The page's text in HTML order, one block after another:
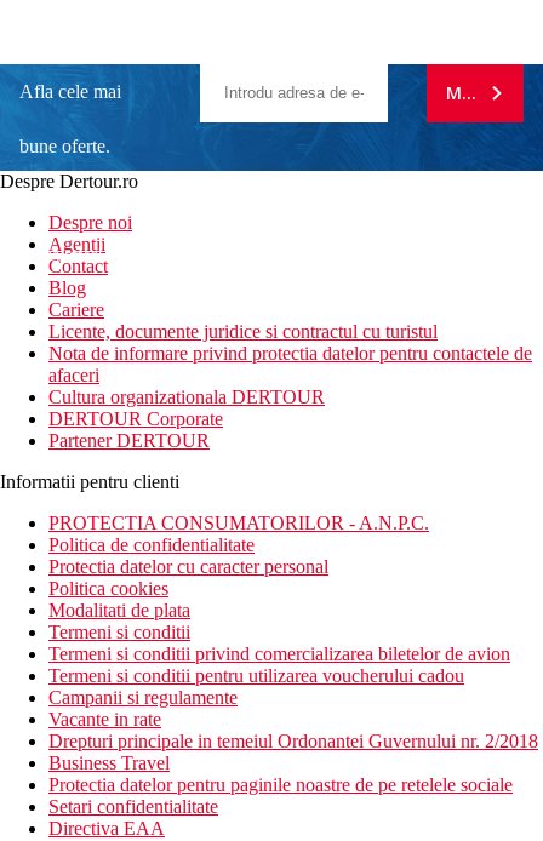
Afla cele mai
bune oferte.
newsletter!
MA
Despre Dertour.ro
Despre noi
Agentii
Contact
Blog
Cariere
Licente, documente juridice si contractul cu turistul
Nota de informare privind protectia datelor pentru contactele de
afaceri
Cultura organizationala DERTOUR
DERTOUR Corporate
Partener DERTOUR
Informatii pentru clienti
PROTECTIA CONSUMATORILOR - A.N.P.C.
Politica de confidentialitate
Protectia datelor cu caracter personal
Politica cookies
Modalitati de plata
Termeni si conditii
Termeni si conditii privind comercializarea biletelor de avion
Termeni si conditii pentru utilizarea voucherului cadou
Campanii si regulamente
Vacante in rate
Drepturi principale in temeiul Ordonantei Guvernului nr. 2/2018
Business Travel
Protectia datelor pentru paginile noastre de pe retelele sociale
Setari confidentialitate
Directiva EAA